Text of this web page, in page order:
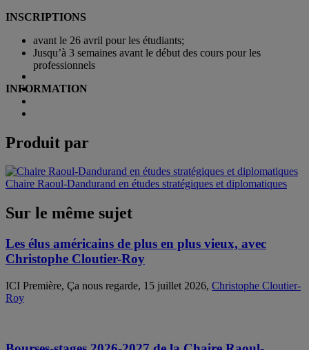
INSCRIPTIONS
avant le 26 avril pour les étudiants;
Jusqu’à 3 semaines avant le début des cours pour les
professionnels
INFORMATION
Produit par
Chaire Raoul-Dandurand en études stratégiques et diplomatiques
Sur le même sujet
Les élus américains de plus en plus vieux, avec
Christophe Cloutier-Roy
ICI Première, Ça nous regarde, 15 juillet 2026, Christophe Cloutier-
Roy